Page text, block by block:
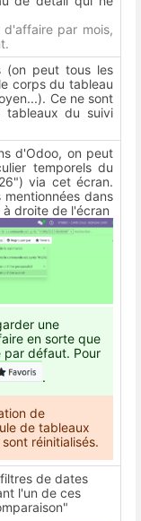
par mois,
(on peut tous les
corps du tableau
Ce ne sont
tableaux du suivi
d'Odoo, on peut
temporels du
via cet écran.
dans
droite de l'écran
une
en sorte que
par défaut. Pour
.
de
de tableaux
réinitialisés.
de dates
l'un de ces